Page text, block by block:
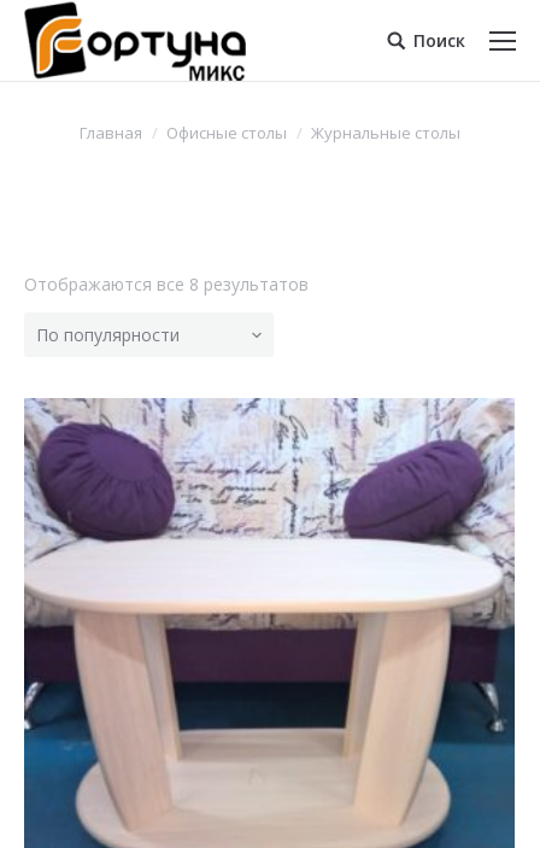
Поиск
Главная Офисные столы Журнальные столы
Отображаются все 8 результатов
По популярности